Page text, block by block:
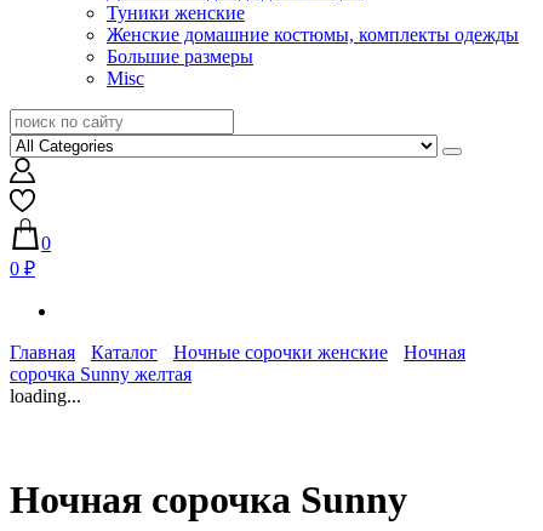
Туники женские
Женские домашние костюмы, комплекты одежды
Большие размеры
Misc
0
0 ₽
Главная Каталог Ночные сорочки женские
Ночная
сорочка Sunny желтая
loading...
Ночная сорочка Sunny